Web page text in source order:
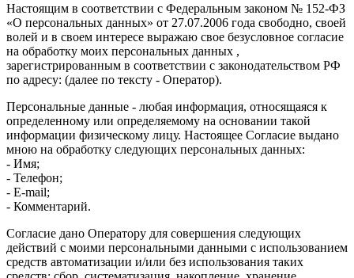
Настоящим в соответствии с Федеральным законом № 152-ФЗ
«О персональных данных» от 27.07.2006 года свободно, своей
волей и в своем интересе выражаю свое безусловное согласие
на обработку моих персональных данных ,
зарегистрированным в соответствии с законодательством РФ
по адресу: (далее по тексту - Оператор).
Персональные данные - любая информация, относящаяся к
определенному или определяемому на основании такой
информации физическому лицу. Настоящее Согласие выдано
мною на обработку следующих персональных данных:
- Имя;
- Телефон;
- E-mail;
- Комментарий.
Согласие дано Оператору для совершения следующих
действий с моими персональными данными с использованием
средств автоматизации и/или без использования таких